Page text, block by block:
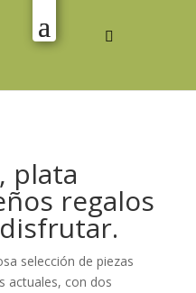
plata
regalos
selección de piezas
actuales, con dos